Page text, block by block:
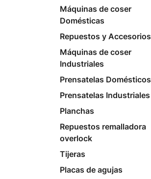
Máquinas de coser
Domésticas
Repuestos y Accesorios
Máquinas de coser
Industriales
Prensatelas Domésticos
Prensatelas Industriales
Planchas
Repuestos remalladora
overlock
Tijeras
Placas de agujas